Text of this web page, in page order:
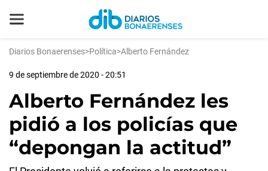
Diarios Bonaerenses>Política>Alberto Fernández
9 de septiembre de 2020 - 20:51
Alberto Fernández les
pidió a los policías que
“depongan la actitud”